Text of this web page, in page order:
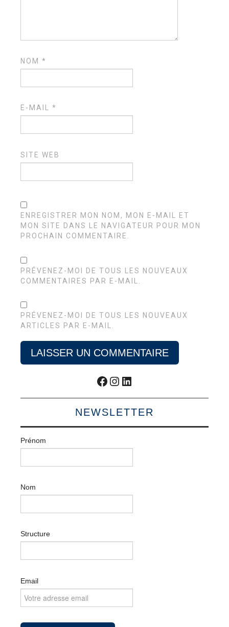
NOM*
E-MAIL*
SITE WEB
ENREGISTRER MON NOM, MON E-MAIL ET
MON SITE DANS LE NAVIGATEUR POUR MON
PROCHAIN COMMENTAIRE.
PRÉVENEZ-MOI DE TOUS LES NOUVEAUX
COMMENTAIRES PAR E-MAIL.
PRÉVENEZ-MOI DE TOUS LES NOUVEAUX
ARTICLES PAR E-MAIL.
Facebook
Instagram
LinkedIn
NEWSLETTER
Prénom
Nom
Structure
Email